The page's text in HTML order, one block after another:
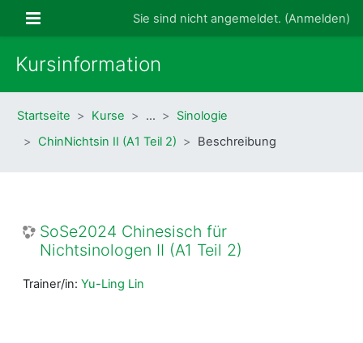
Website-ÜbersichtSie sind nicht angemeldet. (Anmelden)
Kursinformation
Startseite Kurse …
Sinologie
ChinNichtsin II (A1 Teil 2)
Beschreibung
SoSe2024 Chinesisch für
Nichtsinologen II (A1 Teil 2)
Trainer/in: Yu-Ling Lin